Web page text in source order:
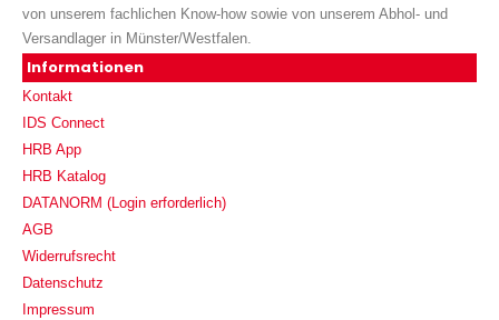
von unserem fachlichen Know-how sowie von unserem Abhol- und
Versandlager in Münster/Westfalen.
Informationen
Kontakt
IDS Connect
HRB App
HRB Katalog
DATANORM (Login erforderlich)
AGB
Widerrufsrecht
Datenschutz
Impressum